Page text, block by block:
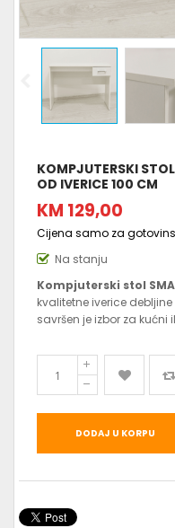
KOMPJUTERSKI
OD IVERICE 100 CM
KM 129,00
Cijena samo za
Na stanju
Kompjuterski stol
kvalitetne iverice
savršen je izbor za kućni
DODAJ U KORPU